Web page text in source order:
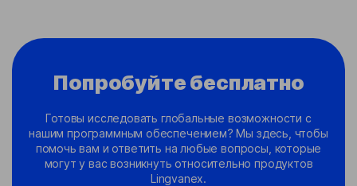
Попробуйте бесплатно
Готовы исследовать глобальные возможности с
нашим программным обеспечением? Мы здесь, чтобы
помочь вам и ответить на любые вопросы, которые
могут у вас возникнуть относительно продуктов
Lingvanex.